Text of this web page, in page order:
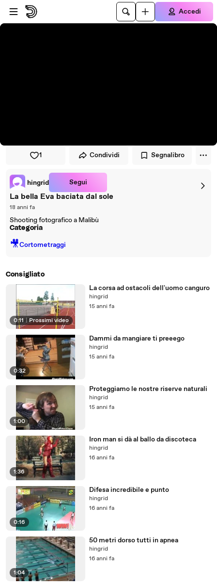
Vai al lettore
Passa al contenuto principale
Accedi
1 Condividi Segnalibro
hingrid Segui
La bella Eva baciata dal sole
18 anni fa
Shooting fotografico a Malibù
Categoria
🎥Cortometraggi
Consigliato
0:11 | Prossimi video
La corsa ad ostacoli dell'uomo canguro
hingrid
15 anni fa
0:32
Dammi da mangiare ti preeego
hingrid
15 anni fa
1:00
Proteggiamo le nostre riserve naturali
hingrid
15 anni fa
1:36
Iron man si dà al ballo da discoteca
hingrid
16 anni fa
0:16
Difesa incredibile e punto
hingrid
16 anni fa
1:04
50 metri dorso tutti in apnea
hingrid
16 anni fa